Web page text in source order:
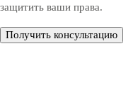
защитить ваши права.
Получить консультацию